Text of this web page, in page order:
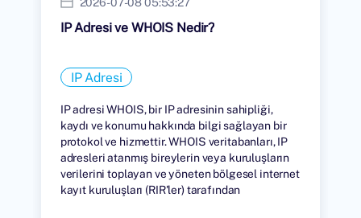
IP Adresi ve WHOIS Nedir?
IP Adresi
IP adresi WHOIS, bir IP adresinin sahipliği,
kaydı ve konumu hakkında bilgi sağlayan bir
protokol ve hizmettir. WHOIS veritabanları, IP
adresleri atanmış bireylerin veya kuruluşların
verilerini toplayan ve yöneten bölgesel internet
kayıt kuruluşları (RIR'ler) tarafından